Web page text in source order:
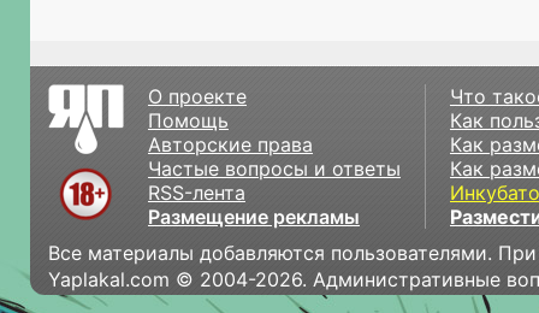
О проекте
Помощь
Авторские права
Частые вопросы и ответы
RSS-лента
Размещение рекламы
Что
Как
Как
Как
Все материалы добавляются пользователями.
Yaplakal.com © 2004-2026. Административные